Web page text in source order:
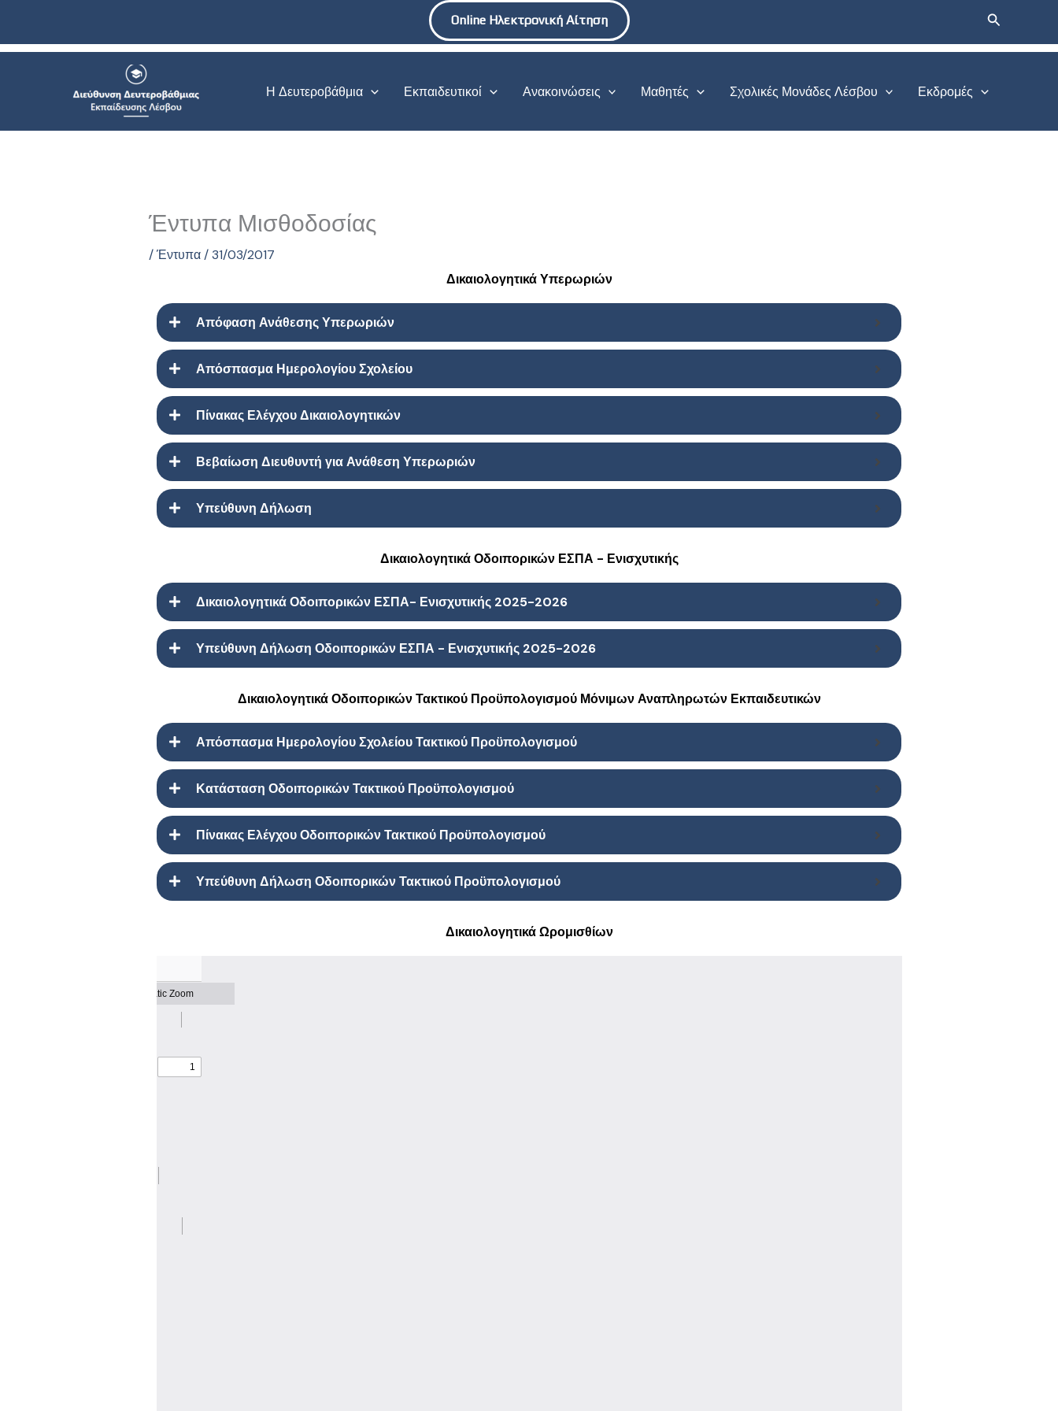
περιεχόμενο
Online Ηλεκτρονική Αίτηση Αναζήτηση
Η Δευτεροβάθμια Εκπαιδευτικοί Ανακοινώσεις Μαθητές Σχολικές Μονάδες Λέσβου Εκδρομές
Έντυπα Μισθοδοσίας
/Έντυπα/31/03/2017
Δικαιολογητικά Υπερωριών
Απόφαση Ανάθεσης Υπερωριών
Απόσπασμα Ημερολογίου Σχολείου
Πίνακας Ελέγχου Δικαιολογητικών
Βεβαίωση Διευθυντή για Ανάθεση Υπερωριών
Υπεύθυνη Δήλωση
Δικαιολογητικά Οδοιπορικών ΕΣΠΑ - Ενισχυτικής
Δικαιολογητικά Οδοιπορικών ΕΣΠΑ- Ενισχυτικής 2025-2026
Υπεύθυνη Δήλωση Οδοιπορικών ΕΣΠΑ - Ενισχυτικής 2025-2026
Δικαιολογητικά Οδοιπορικών Τακτικού Προϋπολογισμού Μόνιμων Αναπληρωτών Εκπαιδευτικών
Απόσπασμα Ημερολογίου Σχολείου Τακτικού Προϋπολογισμού
Κατάσταση Οδοιπορικών Τακτικού Προϋπολογισμού
Πίνακας Ελέγχου Οδοιπορικών Τακτικού Προϋπολογισμού
Υπεύθυνη Δήλωση Οδοιπορικών Τακτικού Προϋπολογισμού
Δικαιολογητικά Ωρομισθίων